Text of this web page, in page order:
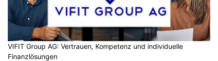
VIFIT Group AG: Vertrauen, Kompetenz und individuelle
Finanzlösungen